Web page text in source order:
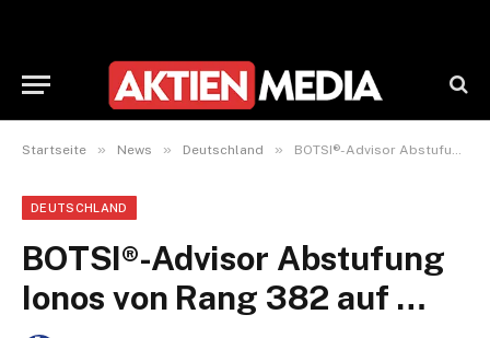
Startseite » News » Deutschland » BOTSI®-Advisor Abstufung Ionos von Rang 382 auf …
DEUTSCHLAND
BOTSI®-Advisor Abstufung
Ionos von Rang 382 auf …